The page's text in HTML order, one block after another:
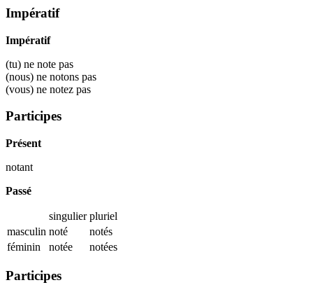
Impératif
Impératif
(tu) ne note pas
(nous) ne notons pas
(vous) ne notez pas
Participes
Présent
notant
Passé
singulier pluriel
masculin noté
notés
féminin
notée notées
Participes